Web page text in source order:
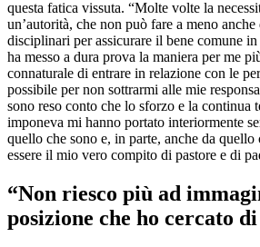
questa fatica vissuta. “Molte volte la
un’autorità, che non può fare a meno
disciplinari per assicurare il bene comune
ha messo a dura prova la maniera per me
connaturale di entrare in relazione con le
possibile per non sottrarmi alle mie
sono reso conto che lo sforzo e la continua
imponeva mi hanno portato interiormente
quello che sono e, in parte, anche da
essere il mio vero compito di pastore e di
“Non riesco più ad
posizione che ho cercato